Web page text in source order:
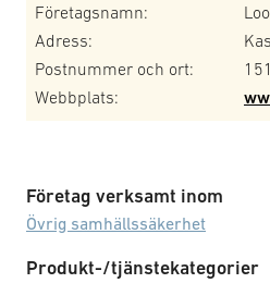
Företagsnamn:
Adress:
Postnummer och ort:
Webbplats:
Företag verksamt inom
Övrig samhällssäkerhet
Produkt-/tjänstekategorier